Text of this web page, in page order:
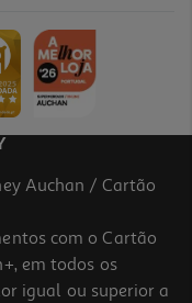
Auchan / Cartão
com o Cartão
em todos os
igual ou superior a